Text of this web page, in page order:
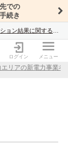
での
続き
中東情勢を受けた電気料金シミュレーション結果に関するご案内
チェンジ
ログイン メニュー
リアの新電力事業者